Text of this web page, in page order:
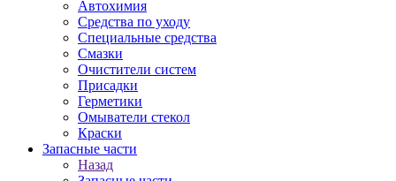
Автохимия
Средства по уходу
Специальные средства
Смазки
Очистители систем
Присадки
Герметики
Омыватели стекол
Краски
Запасные части
Назад